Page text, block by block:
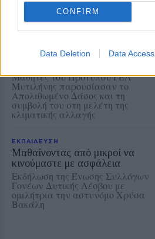
CONFIRM
Data Deletion Data Access
ΔΡΑΣΕΙΣ
Η Λέσβος στη Διεθνή
Παγκόσμιων Γεωπάρκων
Μαθητές του Πρότυπου ΓΕΛ
Μυτιλήνης παρουσίασαν το
Απολιθωμένο Δάσος και τη
συμβολή του στη μελέτη της
κλιματικής αλλαγής
ΕΚΠΑΙΔΕΥΣΗ
Μαθαίνοντας από μικροί να
κινούμαστε με ασφάλεια
Εκδήλωση της Ένωσης Συλλόγων
Γονέων Δυτικής Λέσβου με
ομιλήτρια την αστυνόμο Χρύσα
Βακάλη